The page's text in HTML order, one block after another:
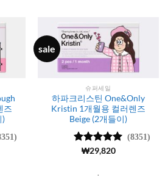
즈
)
sale
슈퍼세일
하파크리스틴 One&Only
Kristin 1개월용 컬러렌즈
Beige (2개들이)
5 중에서
(8351)
₩29,820
.